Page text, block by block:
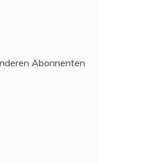
Abonnenten